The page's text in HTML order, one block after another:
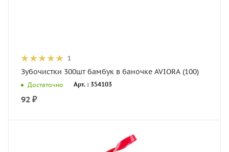
1
Зубочистки 300шт бамбук в баночке AVIORA (100)
Достаточно Арт. : 354103
92 ₽